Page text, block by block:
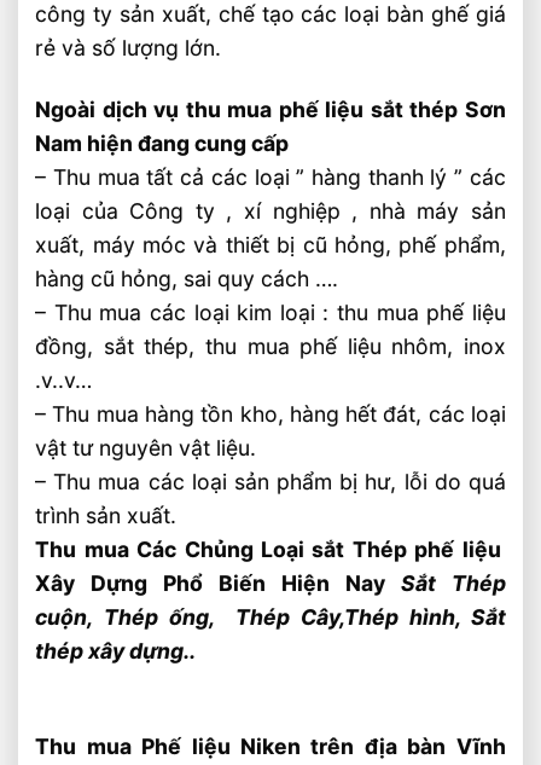
công ty sản xuất, chế tạo các loại bàn ghế giá
rẻ và số lượng lớn.
Ngoài dịch vụ thu mua phế liệu sắt thép Sơn
Nam hiện đang cung cấp
– Thu mua tất cả các loại ” hàng thanh lý ” các
loại của Công ty , xí nghiệp , nhà máy sản
xuất, máy móc và thiết bị cũ hỏng, phế phẩm,
hàng cũ hỏng, sai quy cách ….
– Thu mua các loại kim loại : thu mua phế liệu
đồng, sắt thép, thu mua phế liệu nhôm, inox
.v..v…
– Thu mua hàng tồn kho, hàng hết đát, các loại
vật tư nguyên vật liệu.
– Thu mua các loại sản phẩm bị hư, lỗi do quá
trình sản xuất.
Thu mua Các Chủng Loại sắt Thép phế liệu
Xây Dựng Phổ Biến Hiện Nay Sắt Thép
cuộn, Thép ống, Thép Cây,Thép hình, Sắt
thép xây dựng..
Thu mua Phế liệu Niken trên địa bàn Vĩnh